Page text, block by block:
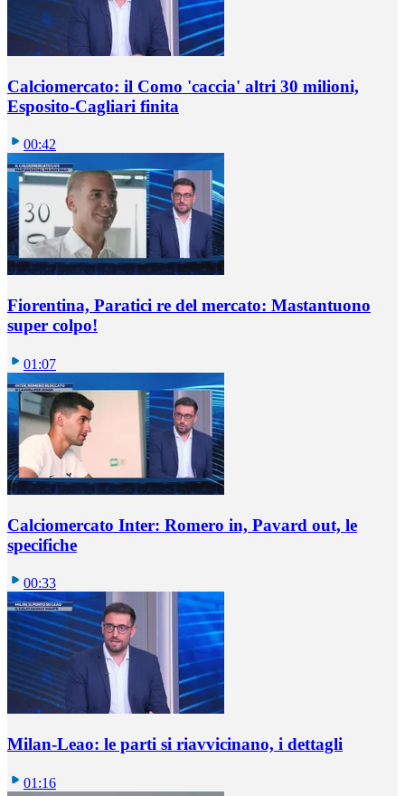
Calciomercato: il Como 'caccia' altri 30 milioni,
Esposito-Cagliari finita
00:42
Fiorentina, Paratici re del mercato: Mastantuono
super colpo!
01:07
Calciomercato Inter: Romero in, Pavard out, le
specifiche
00:33
Milan-Leao: le parti si riavvicinano, i dettagli
01:16